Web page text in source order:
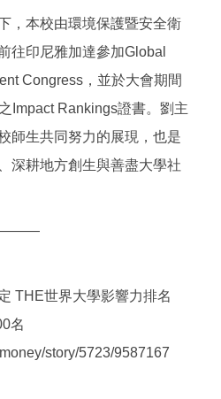
，本校由環境保護暨安全衛
往印尼雅加達參加Global
Congress，並於大會期間
Impact Rankings證書。劉主
師生共同努力的展現，也是
深耕地方創生與善盡大學社
THE世界大學影響力排名
名
story/5723/9587167